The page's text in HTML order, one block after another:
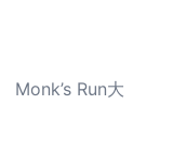
Run大